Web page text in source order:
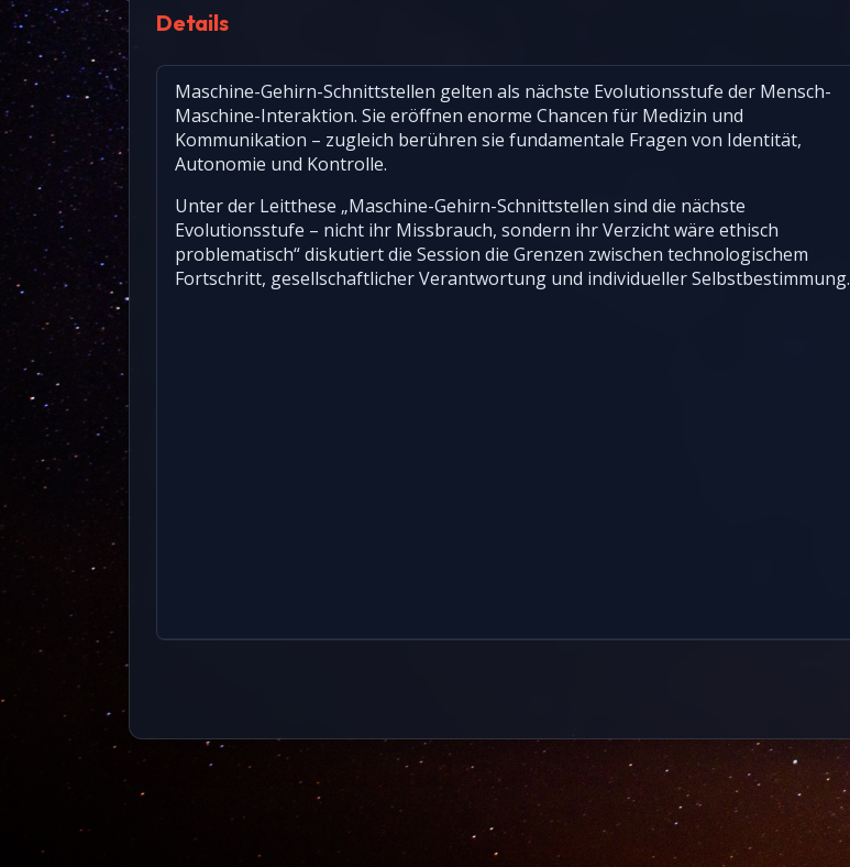
Details
Maschine-Gehirn-Schnittstellen gelten als nächste Evolutionsstufe der Mensch-
Maschine-Interaktion. Sie eröffnen enorme Chancen für Medizin und
Kommunikation – zugleich berühren sie fundamentale Fragen von Identität,
Autonomie und Kontrolle.
Unter der Leitthese „Maschine-Gehirn-Schnittstellen sind die nächste
Evolutionsstufe – nicht ihr Missbrauch, sondern ihr Verzicht wäre ethisch
problematisch“ diskutiert die Session die Grenzen zwischen technologischem
Fortschritt, gesellschaftlicher Verantwortung und individueller Selbstbestimmung.